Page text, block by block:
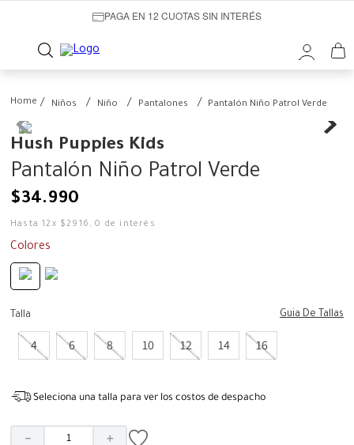
PAGA EN 12 CUOTAS SIN INTERÉS
Niños Niño Pantalones Pantalón Niño Patrol Verde
Hush Puppies Kids
Pantalón Niño Patrol Verde
$34.990
Hasta12 x $2916 ,0 de interés
Colores
Talla Guia De Tallas
4 6 8 10 12 14 16
Seleciona una talla para ver los costos de despacho
＋
－